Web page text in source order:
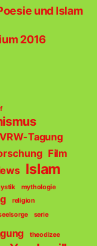
und Islam
2016
Tagung
Film
Islam
mythologie
religion
serie
theodizee